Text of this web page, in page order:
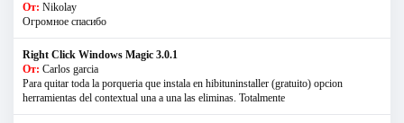
От: Nikolay
Огромное спасибо
Right Click Windows Magic 3.0.1
От: Carlos garcia
Para quitar toda la porqueria que instala en hibituninstaller (gratuito) opcion
herramientas del contextual una a una las eliminas. Totalmente